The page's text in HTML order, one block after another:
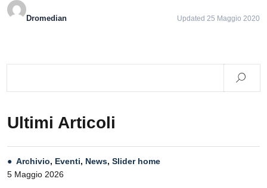
Dromedian Updated 25 Maggio 2020
Ultimi Articoli
Archivio, Eventi, News, Slider home
5 Maggio 2026